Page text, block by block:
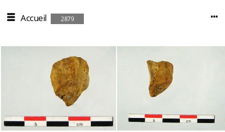
Accueil 2879